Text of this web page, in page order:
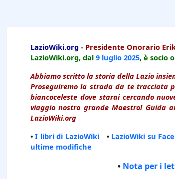
LazioWiki.org - Presidente Onorario
LazioWiki.org, dal 9 luglio 2025, è socio
Abbiamo scritto la storia della Lazio
Proseguiremo la strada da te tracciata
biancoceleste dove starai cercando
viaggio nostro grande Maestro! Guida
LazioWiki.org
•I libri di LazioWiki• LazioWiki su
ultime modifiche
• Nota per i